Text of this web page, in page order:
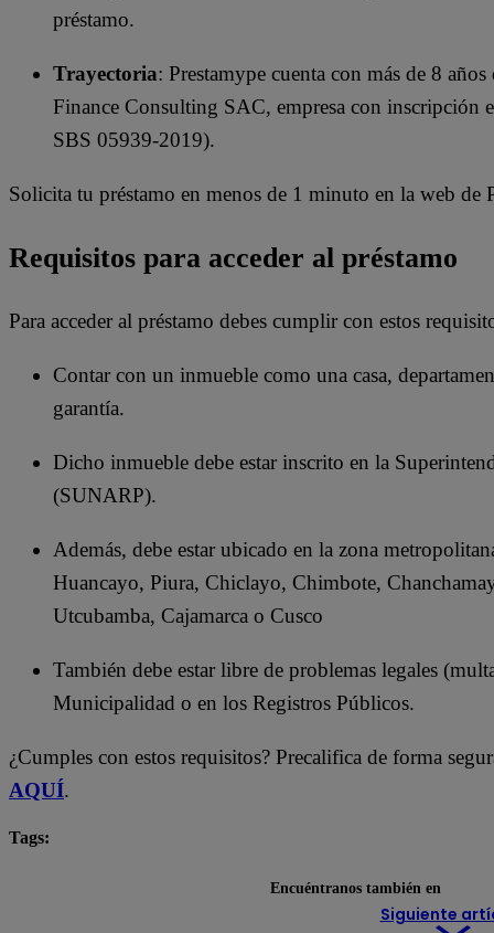
préstamo.
Trayectoria: Prestamype cuenta con más de 8
Finance Consulting SAC, empresa con inscripción
SBS 05939-2019).
Solicita tu préstamo en menos de 1 minuto en la web de
Requisitos para acceder al préstamo
Para acceder al préstamo debes cumplir con estos
Contar con un inmueble como una casa,
garantía.
Dicho inmueble debe estar inscrito en la
(SUNARP).
Además, debe estar ubicado en la zona
Huancayo, Piura, Chiclayo, Chimbote,
Utcubamba, Cajamarca o Cusco
También debe estar libre de problemas legales
Municipalidad o en los Registros Públicos.
¿Cumples con estos requisitos? Precalifica de forma
AQUÍ.
Tags:
Siguiente
Encuéntranos también en